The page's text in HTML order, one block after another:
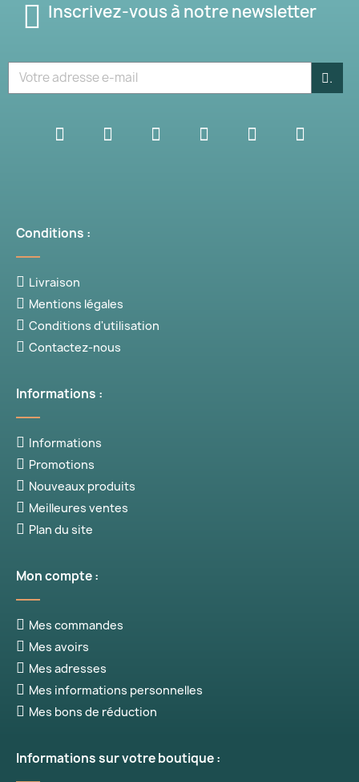
Inscrivez-vous à notre newsletter
.
Conditions :
Livraison
Mentions légales
Conditions d'utilisation
Contactez-nous
Informations :
Informations
Promotions
Nouveaux produits
Meilleures ventes
Plan du site
Mon compte :
Mes commandes
Mes avoirs
Mes adresses
Mes informations personnelles
Mes bons de réduction
Informations sur votre boutique :